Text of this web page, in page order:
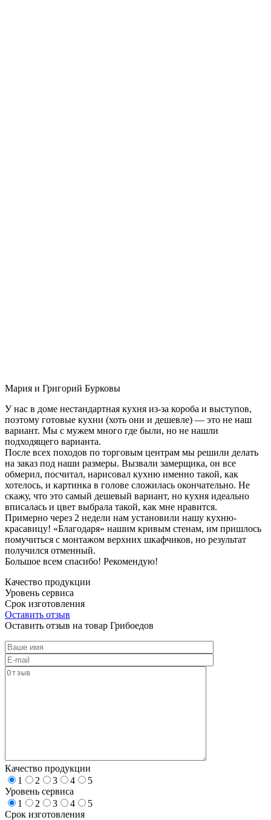
Мария и Григорий Бурковы
У нас в доме нестандартная кухня из-за короба и выступов,
поэтому готовые кухни (хоть они и дешевле) — это не наш
вариант. Мы с мужем много где были, но не нашли
подходящего варианта.
После всех походов по торговым центрам мы решили делать
на заказ под наши размеры. Вызвали замерщика, он все
обмерил, посчитал, нарисовал кухню именно такой, как
хотелось, и картинка в голове сложилась окончательно. Не
скажу, что это самый дешевый вариант, но кухня идеально
вписалась и цвет выбрала такой, как мне нравится.
Примерно через 2 недели нам установили нашу кухню-
красавицу! «Благодаря» нашим кривым стенам, им пришлось
помучиться с монтажом верхних шкафчиков, но результат
получился отменный.
Большое всем спасибо! Рекомендую!
Качество продукции
Уровень сервиса
Срок изготовления
Оставить отзыв
Оставить отзыв на товар Грибоедов
Качество продукции
1
2 3 4
5
Уровень сервиса
1
2 3 4
5
Срок изготовления